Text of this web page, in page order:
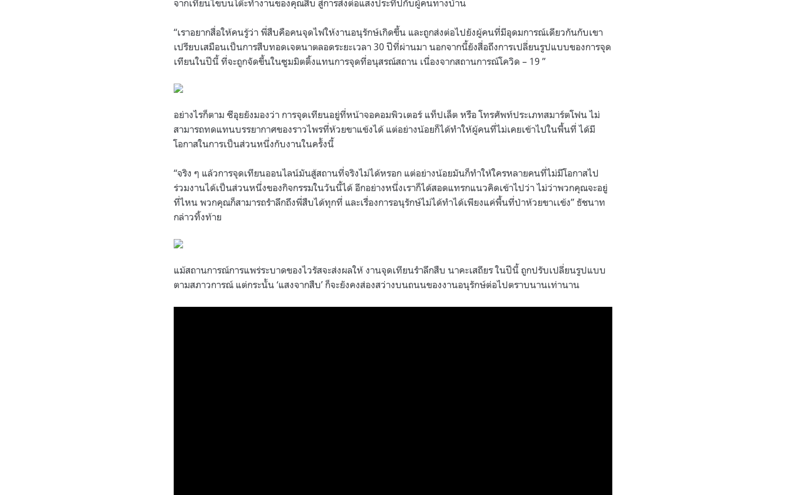
จากเทียนไขบนโต๊ะทำงานของคุณสืบ สู่การส่งต่อแสงประทีปกับผู้คนทางบ้าน
“เราอยากสื่อให้คนรู้ว่า พี่สืบคือคนจุดไฟให้งานอนุรักษ์เกิดขึ้น และถูกส่งต่อไปยังผู้คนที่มีอุดมการณ์เดียวกันกับเขา
เปรียบเสมือนเป็นการสืบทอดเจตนาตลอดระยะเวลา 30 ปีที่ผ่านมา นอกจากนี้ยังสื่อถึงการเปลี่ยนรูปแบบของการจุด
เทียนในปีนี้ ที่จะถูกจัดขึ้นในซูมมิตติ้งแทนการจุดที่อนุสรณ์สถาน เนื่องจากสถานการณ์โควิด – 19 ”
อย่างไรก็ตาม ซีอุยยังมองว่า การจุดเทียนอยู่ที่หน้าจอคอมพิวเตอร์ แท็ปเล็ต หรือ โทรศัพท์ประเภทสมาร์ตโฟน ไม่
สามารถทดแทนบรรยากาศของราวไพรที่ห้วยขาแข้งได้ แต่อย่างน้อยก็ได้ทำให้ผู้คนที่ไม่เคยเข้าไปในพื้นที่ ได้มี
โอกาสในการเป็นส่วนหนึ่งกับงานในครั้งนี้
“จริง ๆ แล้วการจุดเทียนออนไลน์มันสู้สถานที่จริงไม่ได้หรอก แต่อย่างน้อยมันก็ทำให้ใครหลายคนที่ไม่มีโอกาสไป
ร่วมงานได้เป็นส่วนหนึ่งของกิจกรรมในวันนี้ได้ อีกอย่างหนึ่งเราก็ได้สอดแทรกแนวคิดเข้าไปว่า ไม่ว่าพวกคุณจะอยู่
ที่ไหน พวกคุณก็สามารถรำลึกถึงพี่สืบได้ทุกที่ และเรื่องการอนุรักษ์ไม่ได้ทำได้เพียงแค่พื้นที่ป่าห้วยขาเเข้ง” ธัชนาท
กล่าวทิ้งท้าย
แม้สถานการณ์การแพร่ระบาดของไวรัสจะส่งผลให้ งานจุดเทียนรำลึกสืบ นาคะเสถียร ในปีนี้ ถูกปรับเปลี่ยนรูปแบบ
ตามสภาวการณ์ แต่กระนั้น ‘แสงจากสืบ’ ก็จะยังคงส่องสว่างบนถนนของงานอนุรักษ์ต่อไปตราบนานเท่านาน